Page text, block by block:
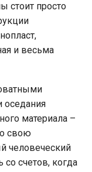
стоит просто
и весьма
оседания
материала –
свою
человеческий
со счетов, когда